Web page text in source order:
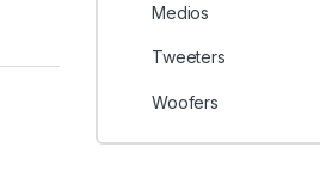
Medios
Tweeters
Woofers